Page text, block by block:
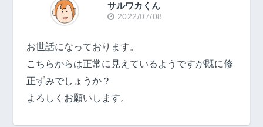
サルワカくん
2022/07/08
お世話になっております。
こちらからは正常に見えているようですが既に修
正ずみでしょうか？
よろしくお願いします。